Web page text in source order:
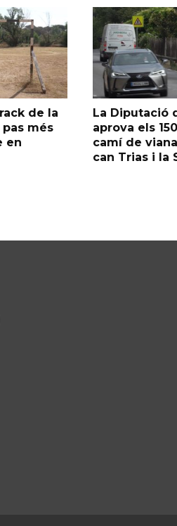
de la
més
en
La Diputació
aprova els
camí de
can Trias i la